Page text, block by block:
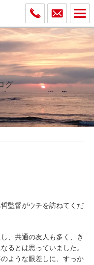
グ
監督がウチを訪ねてくだ
、共通の友人も多く、き
るとは思っていました。
ような眼差しに、すっか